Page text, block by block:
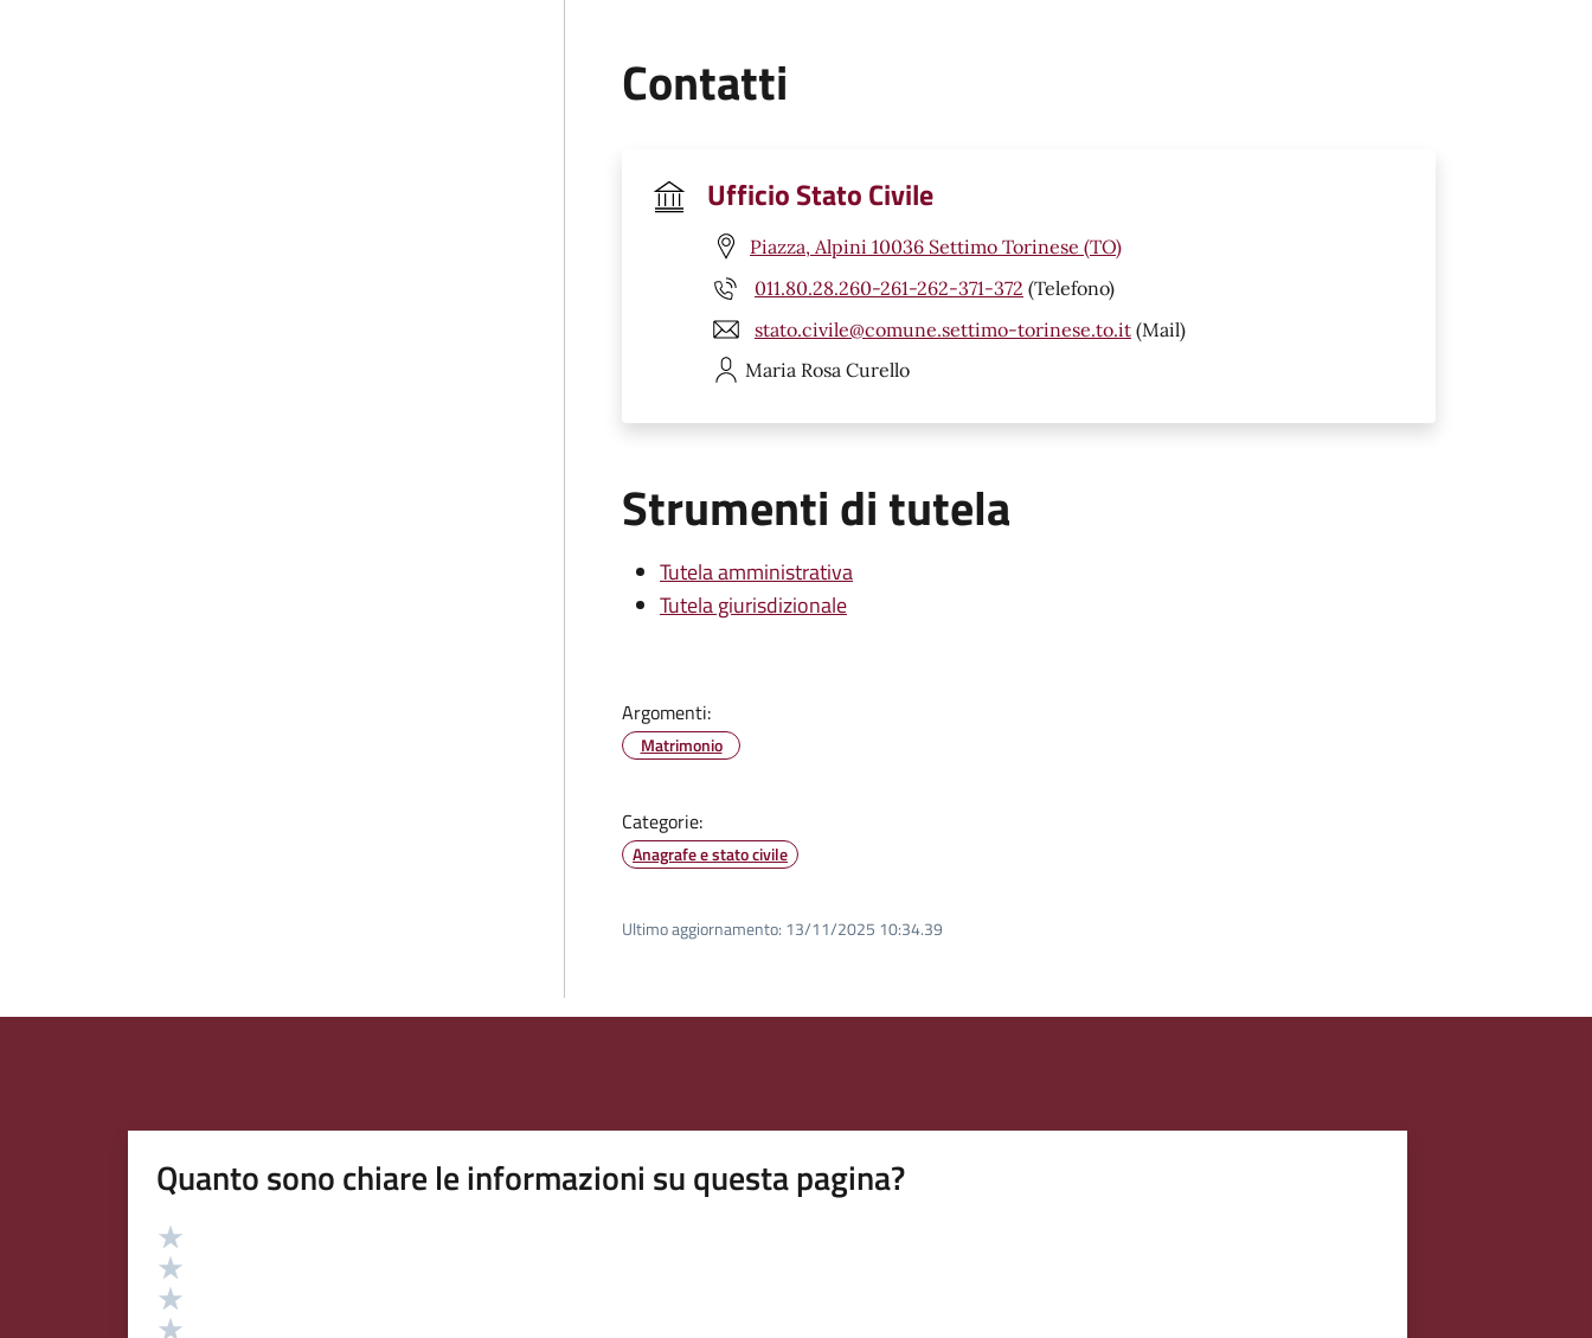
Contatti
Ufficio Stato Civile
Piazza, Alpini 10036 Settimo Torinese (TO)
011.80.28.260-261-262-371-372 (Telefono)
stato.civile@comune.settimo-torinese.to.it (Mail)
Maria Rosa Curello
Strumenti di tutela
Tutela amministrativa
Tutela giurisdizionale
Argomenti:
Matrimonio
Categorie:
Anagrafe e stato civile
Ultimo aggiornamento: 13/11/2025 10:34.39
Quanto sono chiare le informazioni su questa pagina?
Valutazione